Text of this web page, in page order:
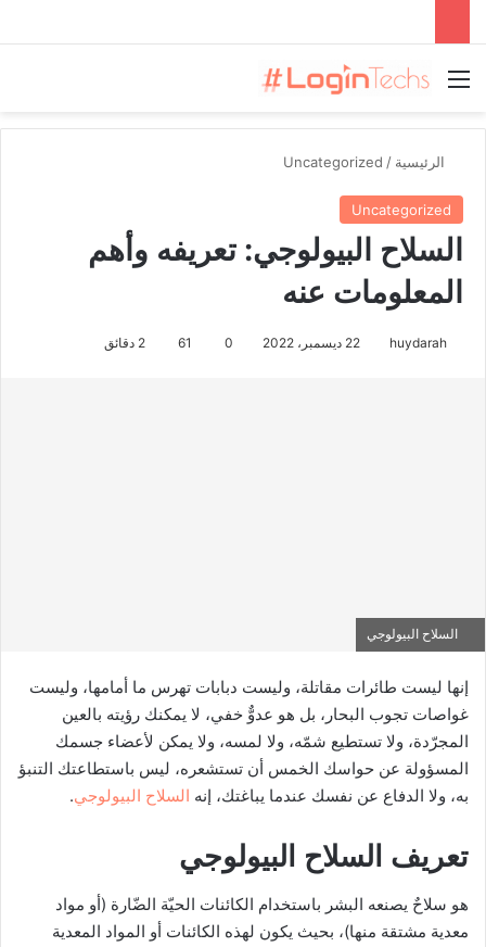
القائمة
الرئيسية /
Uncategorized
Uncategorized
السلاح البيولوجي: تعريفه وأهم
المعلومات عنه
huydarah 22 ديسمبر، 2022 0
61
السلاح البيولوجي
إنها ليست طائرات مقاتلة، وليست دبابات تهرس ما أمامها، وليست
غواصات تجوب البحار، بل هو عدوٌّ خفي، لا يمكنك رؤيته بالعين
المجرّدة، ولا تستطيع شمّه، ولا لمسه، ولا يمكن لأعضاء جسمك
المسؤولة عن حواسك الخمس أن تستشعره، ليس باستطاعتك التنبؤ
به، ولا الدفاع عن نفسك عندما يباغتك، إنه السلاح البيولوجي.
تعريف السلاح البيولوجي
هو سلاحٌ يصنعه البشر باستخدام الكائنات الحيّة الضّارة (أو مواد
معدية مشتقة منها)، بحيث يكون لهذه الكائنات أو المواد المعدية